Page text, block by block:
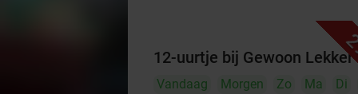
12-uurtje bij Gewoon Lekker
Vandaag Morgen Zo Ma Di